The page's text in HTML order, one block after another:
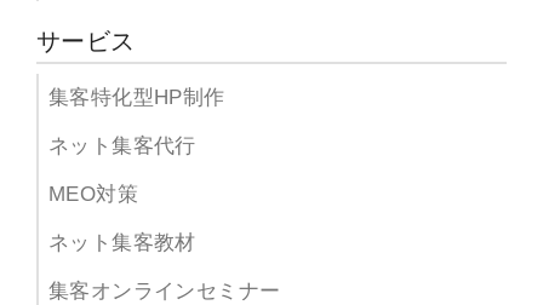
サービス
集客特化型HP制作
ネット集客代行
MEO対策
ネット集客教材
集客オンラインセミナー